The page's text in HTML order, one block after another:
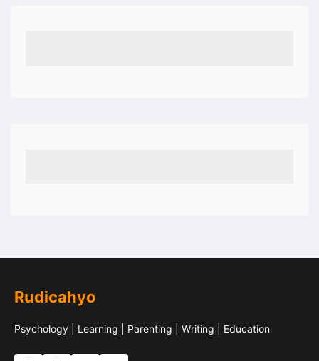
Rudicahyo
Psychology | Learning | Parenting | Writing | Education